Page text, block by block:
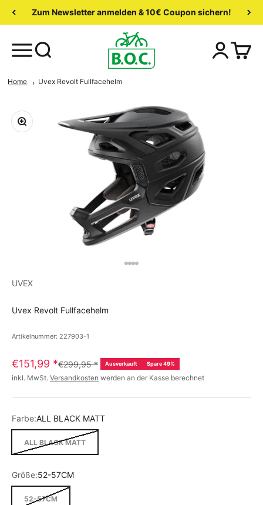
Zum Newsletter anmelden & 10€ Coupon sichern!
Home Uvex Revolt Fullfacehelm
UVEX
Uvex Revolt Fullfacehelm
Artikelnummer: 227903-1
€151,99 *€299,95* Ausverkauft Spare 49%
inkl. MwSt. Versandkosten werden an der Kasse berechnet
Farbe:ALL BLACK MATT
ALL BLACK MATT
Größe:52-57CM
52-57CM